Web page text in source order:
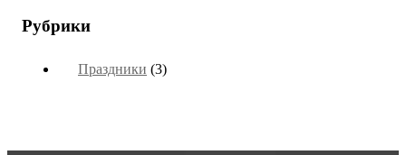
Рубрики
Праздники (3)